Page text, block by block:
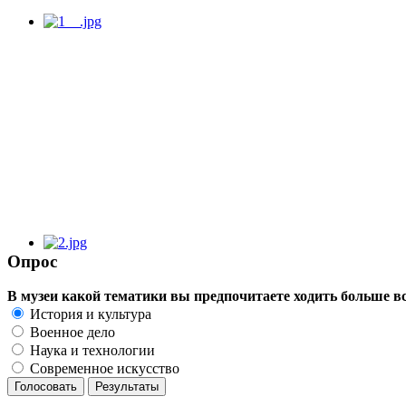
Опрос
В музеи какой тематики вы предпочитаете ходить больше
История и культура
Военное дело
Наука и технологии
Современное искусство